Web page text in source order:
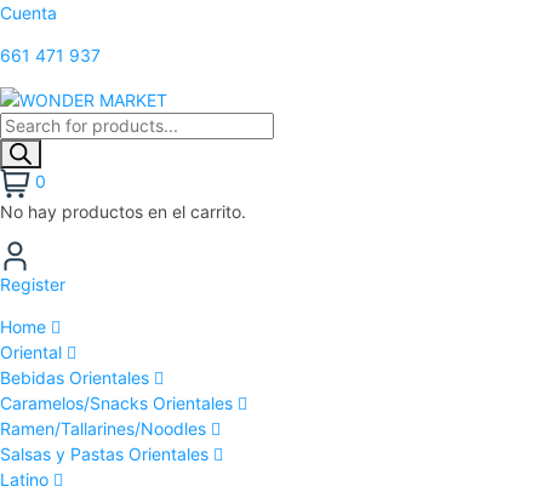
Cuenta
661 471 937
0
No hay productos en el carrito.
Register
Home
Oriental
Bebidas Orientales
Caramelos/Snacks Orientales
Ramen/Tallarines/Noodles
Salsas y Pastas Orientales
Latino